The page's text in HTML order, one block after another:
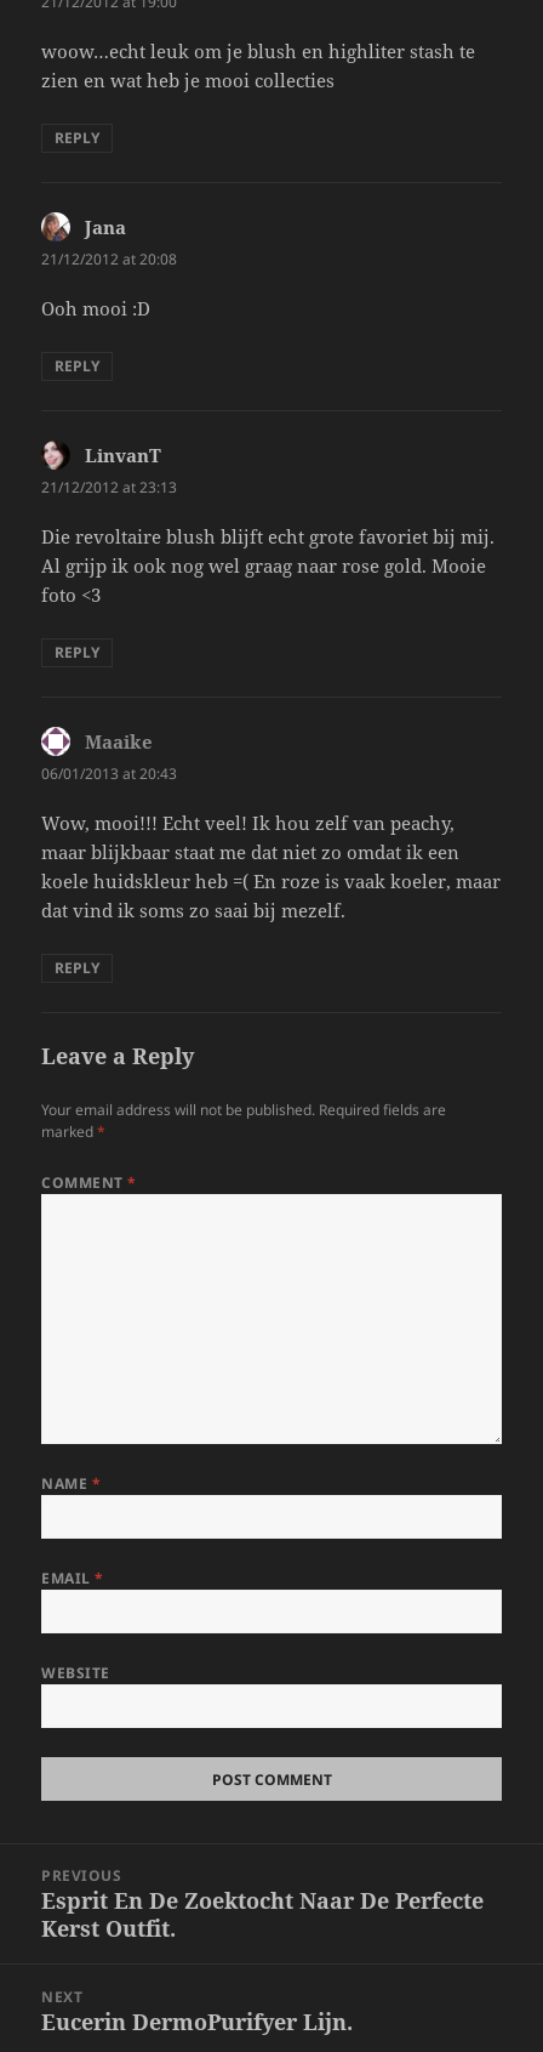
woow…echt leuk om je blush en highliter stash te
zien en wat heb je mooi collecties
REPLY
Jana
21/12/2012 at 20:08
Ooh mooi :D
REPLY
LinvanT
21/12/2012 at 23:13
Die revoltaire blush blijft echt grote favoriet bij mij.
Al grijp ik ook nog wel graag naar rose gold. Mooie
foto <3
REPLY
Maaike
06/01/2013 at 20:43
Wow, mooi!!! Echt veel! Ik hou zelf van peachy,
maar blijkbaar staat me dat niet zo omdat ik een
koele huidskleur heb =( En roze is vaak koeler, maar
dat vind ik soms zo saai bij mezelf.
REPLY
Leave a Reply
Your email address will not be published. Required fields are
marked*
COMMENT*
NAME *
EMAIL*
WEBSITE
navigation
PREVIOUS
Previous
post:
Esprit En De Zoektocht Naar De Perfecte
Kerst Outfit.
NEXT
Next
Eucerin DermoPurifyer Lijn.